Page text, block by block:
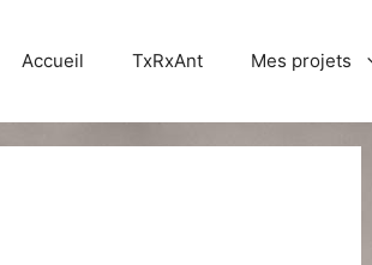
Accueil TxRxAnt Mes projets